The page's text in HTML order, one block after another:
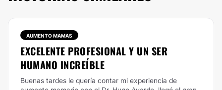
AUMENTO MAMAS
EXCELENTE PROFESIONAL Y UN SER
HUMANO INCREÍBLE
Buenas tardes le quería contar mi experiencia de